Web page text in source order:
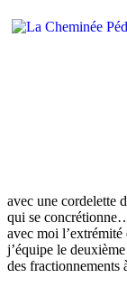
avec une cordelette
qui se
avec moi l’extrémité
j’équipe le
des fractionnements